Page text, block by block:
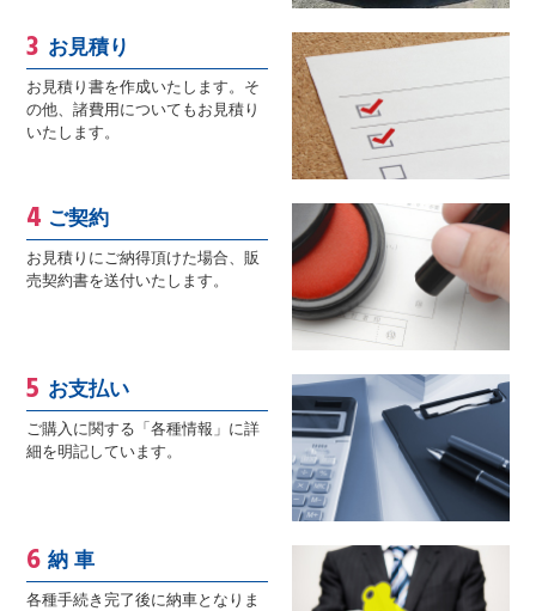
お見積り
お見積り書を作成いたします。そ
の他、諸費用についてもお見積り
いたします。
ご契約
お見積りにご納得頂けた場合、販
売契約書を送付いたします。
お支払い
ご購入に関する「各種情報」に詳
細を明記しています。
納 車
各種手続き完了後に納車となりま